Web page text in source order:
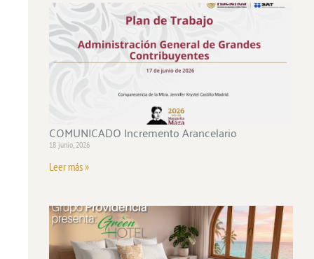
COMUNICADO Incremento Arancelario
18 junio, 2026
Leer más »